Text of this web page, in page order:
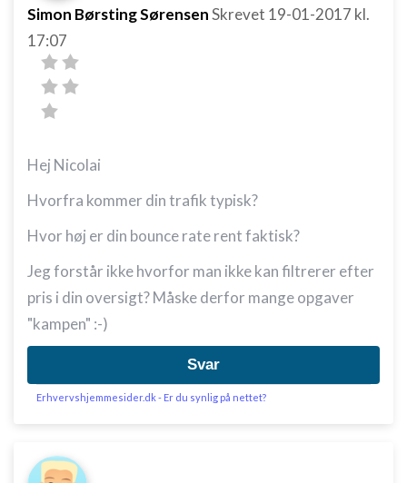
Simon Børsting SørensenSkrevet 19-01-2017 kl.
17:07
Hej Nicolai
Hvorfra kommer din trafik typisk?
Hvor høj er din bounce rate rent faktisk?
Jeg forstår ikke hvorfor man ikke kan filtrerer efter
pris i din oversigt? Måske derfor mange opgaver
"kampen" :-)
Svar
Erhvervshjemmesider.dk - Er du synlig på nettet?